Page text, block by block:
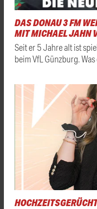
DAS DONAU 3 FM
MIT MICHAEL JAHN
Seit er 5 Jahre alt ist
beim VfL Günzburg.